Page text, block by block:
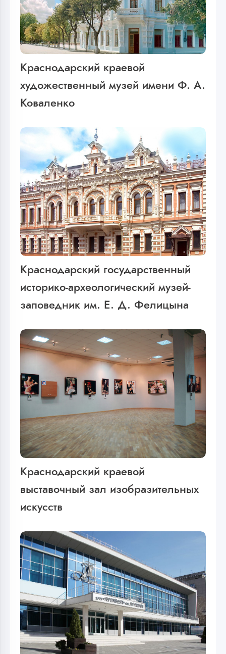
Краснодарский краевой
художественный музей имени Ф. А.
Коваленко
Краснодарский государственный
историко-археологический музей-
заповедник им. Е. Д. Фелицына
Краснодарский краевой
выставочный зал изобразительных
искусств